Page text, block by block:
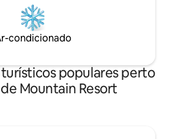
condicionado
populares perto
Mountain Resort